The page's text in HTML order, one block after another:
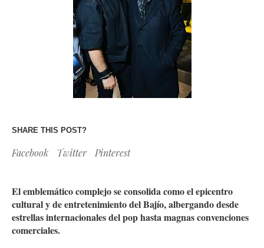
SHARE THIS POST?
Facebook Twitter Pinterest
El emblemático complejo se consolida como el epicentro
cultural y de entretenimiento del Bajío, albergando desde
estrellas internacionales del pop hasta magnas convenciones
comerciales.